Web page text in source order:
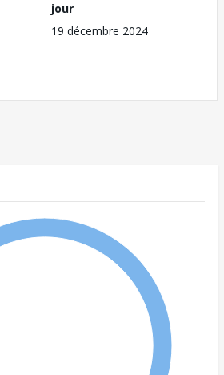
jour
19 décembre 2024